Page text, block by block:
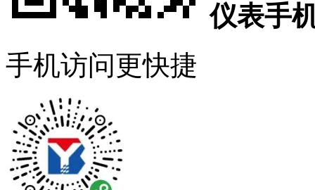
仪表手
手机访问更快捷